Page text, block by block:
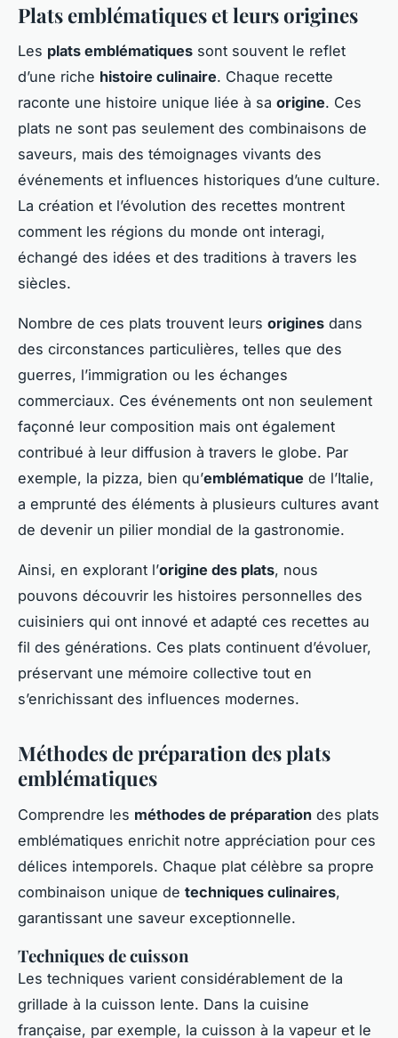
Plats emblématiques et leurs origines
Les plats emblématiques sont souvent le reflet
d’une riche histoire culinaire. Chaque recette
raconte une histoire unique liée à sa origine. Ces
plats ne sont pas seulement des combinaisons de
saveurs, mais des témoignages vivants des
événements et influences historiques d’une culture.
La création et l’évolution des recettes montrent
comment les régions du monde ont interagi,
échangé des idées et des traditions à travers les
siècles.
Nombre de ces plats trouvent leurs origines dans
des circonstances particulières, telles que des
guerres, l’immigration ou les échanges
commerciaux. Ces événements ont non seulement
façonné leur composition mais ont également
contribué à leur diffusion à travers le globe. Par
exemple, la pizza, bien qu’emblématique de l’Italie,
a emprunté des éléments à plusieurs cultures avant
de devenir un pilier mondial de la gastronomie.
Ainsi, en explorant l’origine des plats, nous
pouvons découvrir les histoires personnelles des
cuisiniers qui ont innové et adapté ces recettes au
fil des générations. Ces plats continuent d’évoluer,
préservant une mémoire collective tout en
s’enrichissant des influences modernes.
Méthodes de préparation des plats
emblématiques
Comprendre les méthodes de préparation des plats
emblématiques enrichit notre appréciation pour ces
délices intemporels. Chaque plat célèbre sa propre
combinaison unique de techniques culinaires,
garantissant une saveur exceptionnelle.
Techniques de cuisson
Les techniques varient considérablement de la
grillade à la cuisson lente. Dans la cuisine
française, par exemple, la cuisson à la vapeur et le